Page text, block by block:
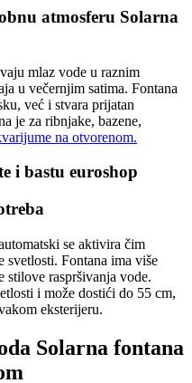
atmosferu Solarna
mlaz vode u raznim
u večernjim satima. Fontana
već i stvara prijatan
je za ribnjake, bazene,
na otvorenom.
se aktivira čim
svetlosti. Fontana ima više
stilove raspršivanja vode.
i može dostići do 55 cm,
eksterijeru.
Solarna fontana